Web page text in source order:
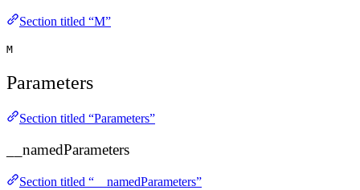
Section titled “M”
M
Parameters
Section titled “Parameters”
__namedParameters
Section titled “__namedParameters”